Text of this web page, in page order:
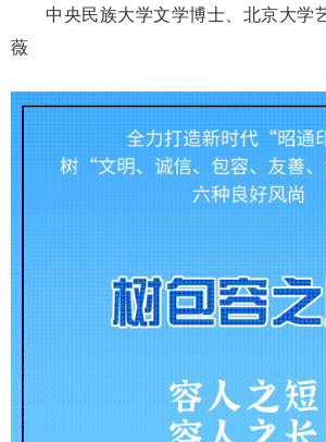
中央民族大学文学博士、北京大学
薇